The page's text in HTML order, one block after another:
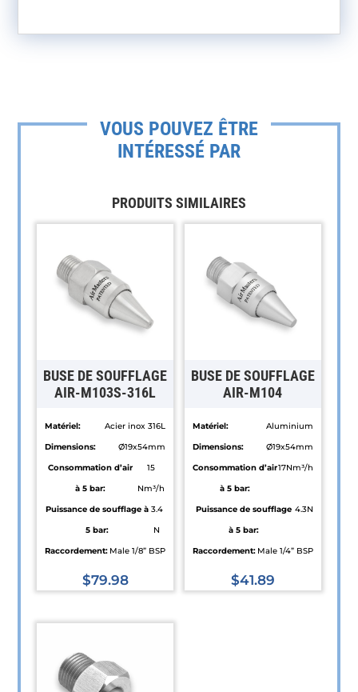
VOUS POUVEZ ÊTRE
INTÉRESSÉ PAR
PRODUITS SIMILAIRES
BUSE DE SOUFFLAGE
AIR-M103S-316L
Matériel:
Acier inox 316L
Dimensions:
Ø19x54mm
Consommation d’air
à 5 bar:
15
Nm³/h
Puissance de soufflage à
5 bar:
3.4
N
Raccordement: Male 1/8” BSP
$79.98
produit
plusieurs
variations.
BUSE DE SOUFFLAGE
AIR-M104
Matériel:
Aluminium
Dimensions:
Ø19x54mm
Consommation d’air
à 5 bar:
17Nm³/h
Puissance de soufflage
à 5 bar:
4.3N
Raccordement: Male 1/4” BSP
$41.89